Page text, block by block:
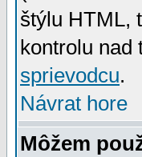
štýlu HTML,
kontrolu
sprievodcu.
Návrat hore
Môžem